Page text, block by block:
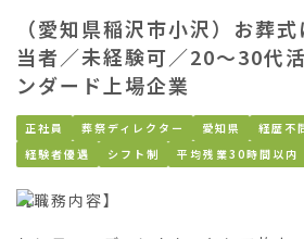
（愛知県稲沢市小沢）お葬
当者／未経験可／20〜30代
ンダード上場企業
正社員 葬祭ディレクター 愛知県 経歴不
経験者優遇
シフト制 平均残業30時間以内
【職務内容】